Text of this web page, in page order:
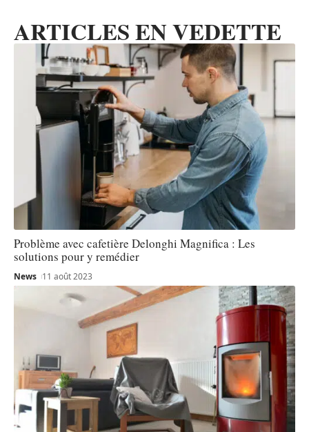
ARTICLES EN VEDETTE
Problème avec cafetière Delonghi Magnifica : Les
solutions pour y remédier
News 11 août 2023